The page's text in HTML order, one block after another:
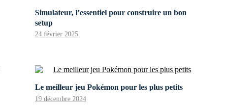
Simulateur, l’essentiel pour construire un bon
setup
24 février 2025
Le meilleur jeu Pokémon pour les plus petits
19 décembre 2024